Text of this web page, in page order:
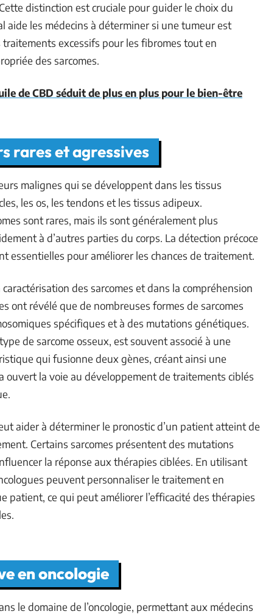
distinction est cruciale pour guider le choix du
aide les médecins à déterminer si une tumeur est
excessifs pour les fibromes tout en
des sarcomes.
de CBD séduit de plus en plus pour le bien-être
rares et agressives
malignes qui se développent dans les tissus
les os, les tendons et les tissus adipeux.
sont rares, mais ils sont généralement plus
à d’autres parties du corps. La détection précoce
essentielles pour améliorer les chances de traitement.
des sarcomes et dans la compréhension
ont révélé que de nombreuses formes de sarcomes
spécifiques et à des mutations génétiques.
de sarcome osseux, est souvent associé à une
qui fusionne deux gènes, créant ainsi une
ouvert la voie au développement de traitements ciblés
aider à déterminer le pronostic d’un patient atteint de
Certains sarcomes présentent des mutations
la réponse aux thérapies ciblées. En utilisant
peuvent personnaliser le traitement en
patient, ce qui peut améliorer l’efficacité des thérapies
en oncologie
le domaine de l’oncologie, permettant aux médecins